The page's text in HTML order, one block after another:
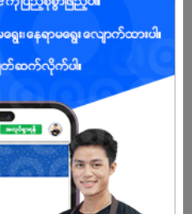
is the industry leader in Myanmar
related services. We are
certified company in the ready-
been awarded EDGE
equality. By producing
materials locally, we lower the
Myanmar, and help create